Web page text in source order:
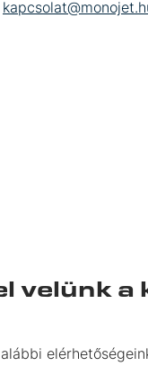
velünk